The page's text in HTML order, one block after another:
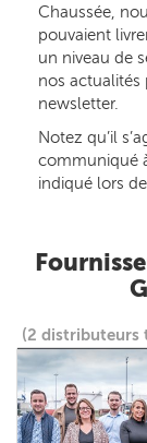
Chaussée,
pouvaient
un niveau de
nos actualités
newsletter.
Notez qu’il
communiqué
indiqué lors
(2 distributeurs